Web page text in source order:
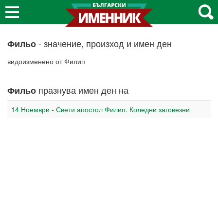
Фильо- значение, произход и имен ден
видоизменено от Филип
Фильо празнува имен ден на
14 Ноември - Свети апостол Филип. Коледни заговезни